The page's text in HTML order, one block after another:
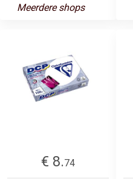
Meerdere shops
€ 8.74